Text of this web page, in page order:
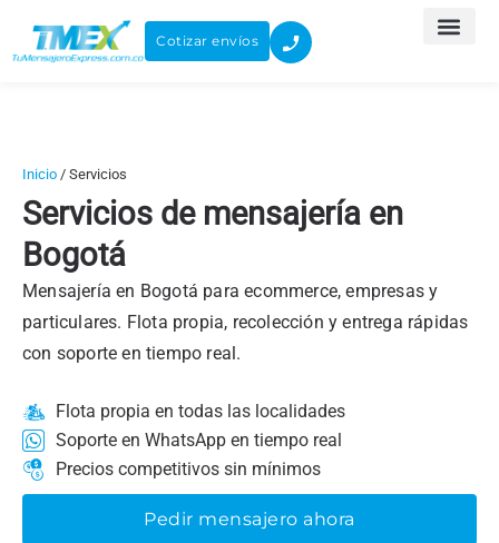
Cotizar envíos
Inicio / Servicios
Servicios de mensajería en
Bogotá
Mensajería en Bogotá para ecommerce, empresas y
particulares. Flota propia, recolección y entrega rápidas
con soporte en tiempo real.
Flota propia en todas las localidades
Soporte en WhatsApp en tiempo real
Precios competitivos sin mínimos
Pedir mensajero ahora